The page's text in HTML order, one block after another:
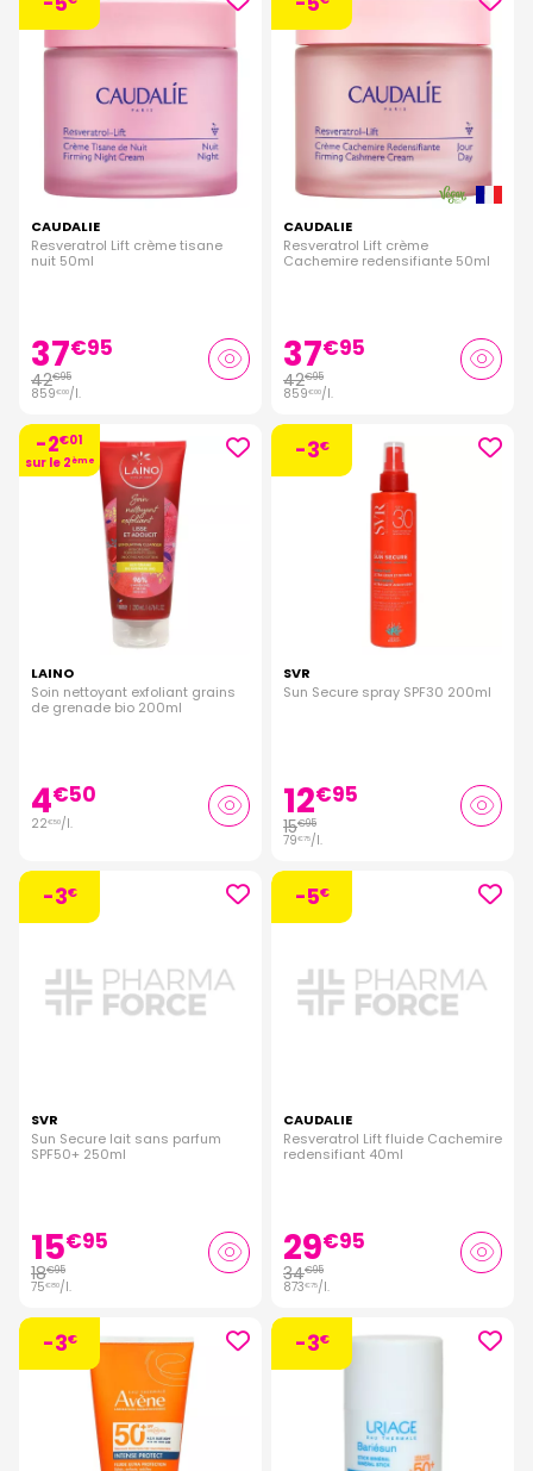
CAUDALIE
Resveratrol Lift crème tisane
nuit 50ml
37€95
42€95
859€00/l.
CAUDALIE
Resveratrol Lift crème
Cachemire redensifiante 50ml
37€95
42€95
859€00/l.
-2€01
sur le 2ème
LAINO
Soin nettoyant exfoliant grains
de grenade bio 200ml
4€50
22€50/l.
-3€
SVR
Sun Secure spray SPF30 200ml
12€95
15€95
79€75/l.
-3€
SVR
Sun Secure lait sans parfum
SPF50+ 250ml
15€95
18€95
75€80/l.
-5€
CAUDALIE
Resveratrol Lift fluide Cachemire
redensifiant 40ml
29€95
34€95
873€75/l.
-3€ -3€